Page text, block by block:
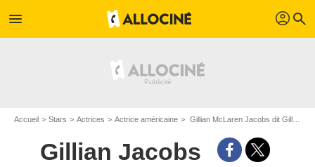
menu profil search
Accueil Stars Actrices Actrice américaine Gillian McLaren Jacobs dit Gillian Jacobs
Gillian Jacobs